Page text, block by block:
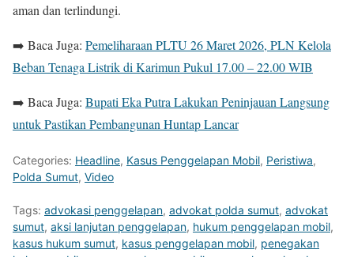
aman dan terlindungi.
➡️ Baca Juga: Pemeliharaan PLTU 26 Maret 2026, PLN Kelola
Beban Tenaga Listrik di Karimun Pukul 17.00 – 22.00 WIB
➡️ Baca Juga: Bupati Eka Putra Lakukan Peninjauan Langsung
untuk Pastikan Pembangunan Huntap Lancar
Categories: Headline, Kasus Penggelapan Mobil, Peristiwa,
Polda Sumut, Video
Tags: advokasi penggelapan, advokat polda sumut, advokat
sumut, aksi lanjutan penggelapan, hukum penggelapan mobil,
kasus hukum sumut, kasus penggelapan mobil, penegakan